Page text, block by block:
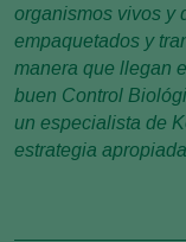
organismos vivos y
empaquetados y
manera que llegan
buen Control
un especialista de
estrategia